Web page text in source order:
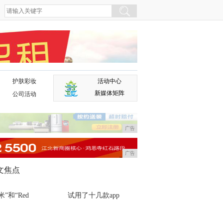
护肤彩妆
公司活动
活动中心
新媒体矩阵
广告
广告
焦点
”和“Red 试用了十几款app